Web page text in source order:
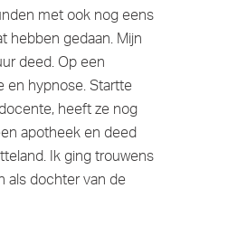
met ook nog eens
hebben gedaan. Mijn
deed. Op een
hypnose. Startte
heeft ze nog
apotheek en deed
Ik ging trouwens
als dochter van de